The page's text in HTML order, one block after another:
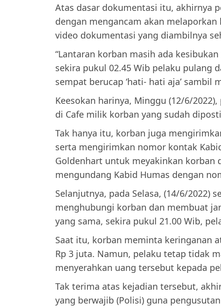
Atas dasar dokumentasi itu, akhirnya
dengan mengancam akan
video dokumentasi yang diambilnya
“Lantaran korban masih ada
sekira pukul 02.45 Wib pelaku pulang
sempat berucap ‘hati- hati aja’ sambil
Keesokan harinya, Minggu (12/6/
di Cafe milik korban yang sudah
Tak hanya itu, korban juga
serta mengirimkan nomor kontak
Goldenhart untuk meyakinkan korban
mengundang Kabid Humas dengan
Selanjutnya, pada Selasa, (14/6/2022)
menghubungi korban dan membuat
yang sama, sekira pukul 21.00 Wib,
Saat itu, korban meminta keringanan
Rp 3 juta. Namun, pelaku tetap tidak
menyerahkan uang tersebut kepada
Tak terima atas kejadian tersebut,
yang berwajib (Polisi) guna